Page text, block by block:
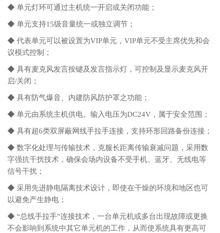
◆ 单元灯环可通过主机统一开启或关闭功能；
◆ 单元支持15级音量统一或独立调节；
◆ 代表单元可以被设置为VIP单元，VIP单元不受主席优先和会
议模式控制；
◆ 具有麦克风发言按键及发言指示灯，可控制及显示麦克风开
启/关闭；
◆ 具有防气爆音、内建防风防护罩之功能；
◆ 单元由系统主机供电。输入电压为DC24V，属于安全范围；
◆ 具有超6类双屏蔽网线手拉手连接，支持环形回路备份连接；
◆ 数字化处理与传输技术，克服长距离传输衰减问题，采用数
字强抗干扰技术，确保会场内设备不受手机、蓝牙、无线电等
信号干扰；
◆ 采用先进静电隔离技术设计，即使在干燥的环境和地区也可
以避免产生静电；
◆ “总线手拉手”连接技术，一台单元机或多台出现故障或更换
不会影响到系统中其它单元机的工作，从而使系统具有更高可